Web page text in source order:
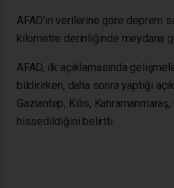
AFAD'ın verilerine göre deprem
kilometre derinliğinde meydana
AFAD, ilk açıklamasında
bildirirken, daha sonra yaptığı
Gaziantep, Kilis,
hissedildiğini belirtti.